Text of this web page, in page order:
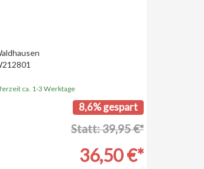
ca. 1-3 Werktage
8,6% gespart
Statt: 39,95 €*
36,50 €*